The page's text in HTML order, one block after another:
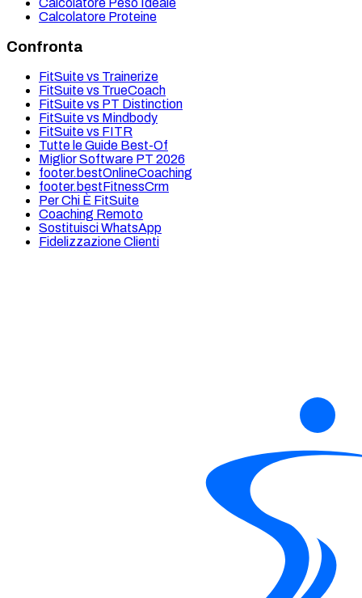
Calcolatore Peso Ideale
Calcolatore Proteine
Confronta
FitSuite vs Trainerize
FitSuite vs TrueCoach
FitSuite vs PT Distinction
FitSuite vs Mindbody
FitSuite vs FITR
Tutte le Guide Best-Of
Miglior Software PT 2026
footer.bestOnlineCoaching
footer.bestFitnessCrm
Per Chi È FitSuite
Coaching Remoto
Sostituisci WhatsApp
Fidelizzazione Clienti